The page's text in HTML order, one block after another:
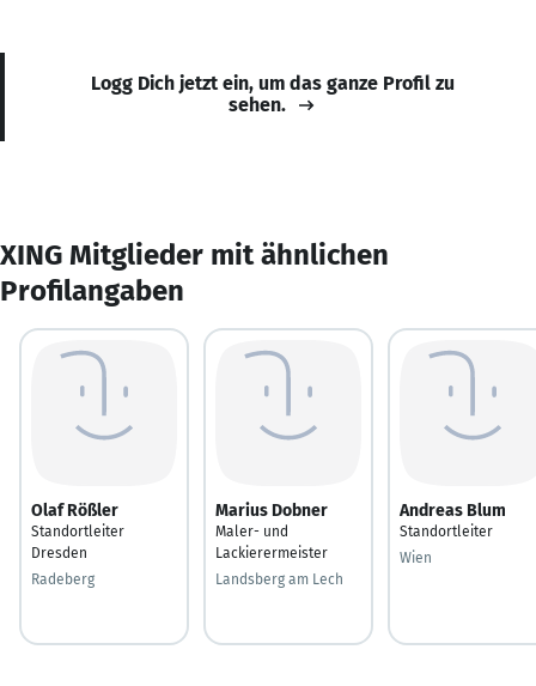
Logg Dich jetzt ein, um das ganze Profil zu
sehen.
XING Mitglieder mit ähnlichen
Profilangaben
Olaf Rößler
Standortleiter
Dresden
Radeberg
Marius Dobner
Maler- und
Lackierermeister
Landsberg am Lech
Andreas Blum
Standortleiter
Wien